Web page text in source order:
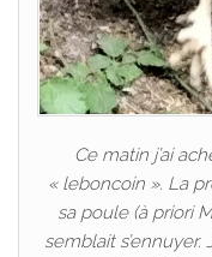
Ce matin j’ai
« leboncoin ». La
sa poule (à priori
semblait